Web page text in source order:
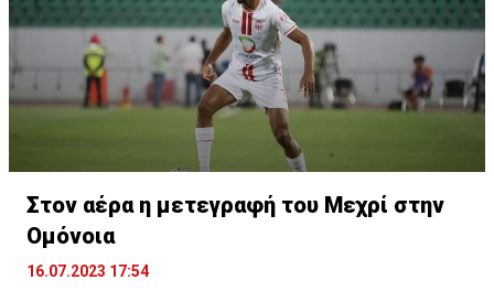
Στον αέρα η μετεγραφή του Μεχρί στην
Ομόνοια
16.07.2023 17:54